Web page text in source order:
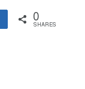
Share 0
SHARES